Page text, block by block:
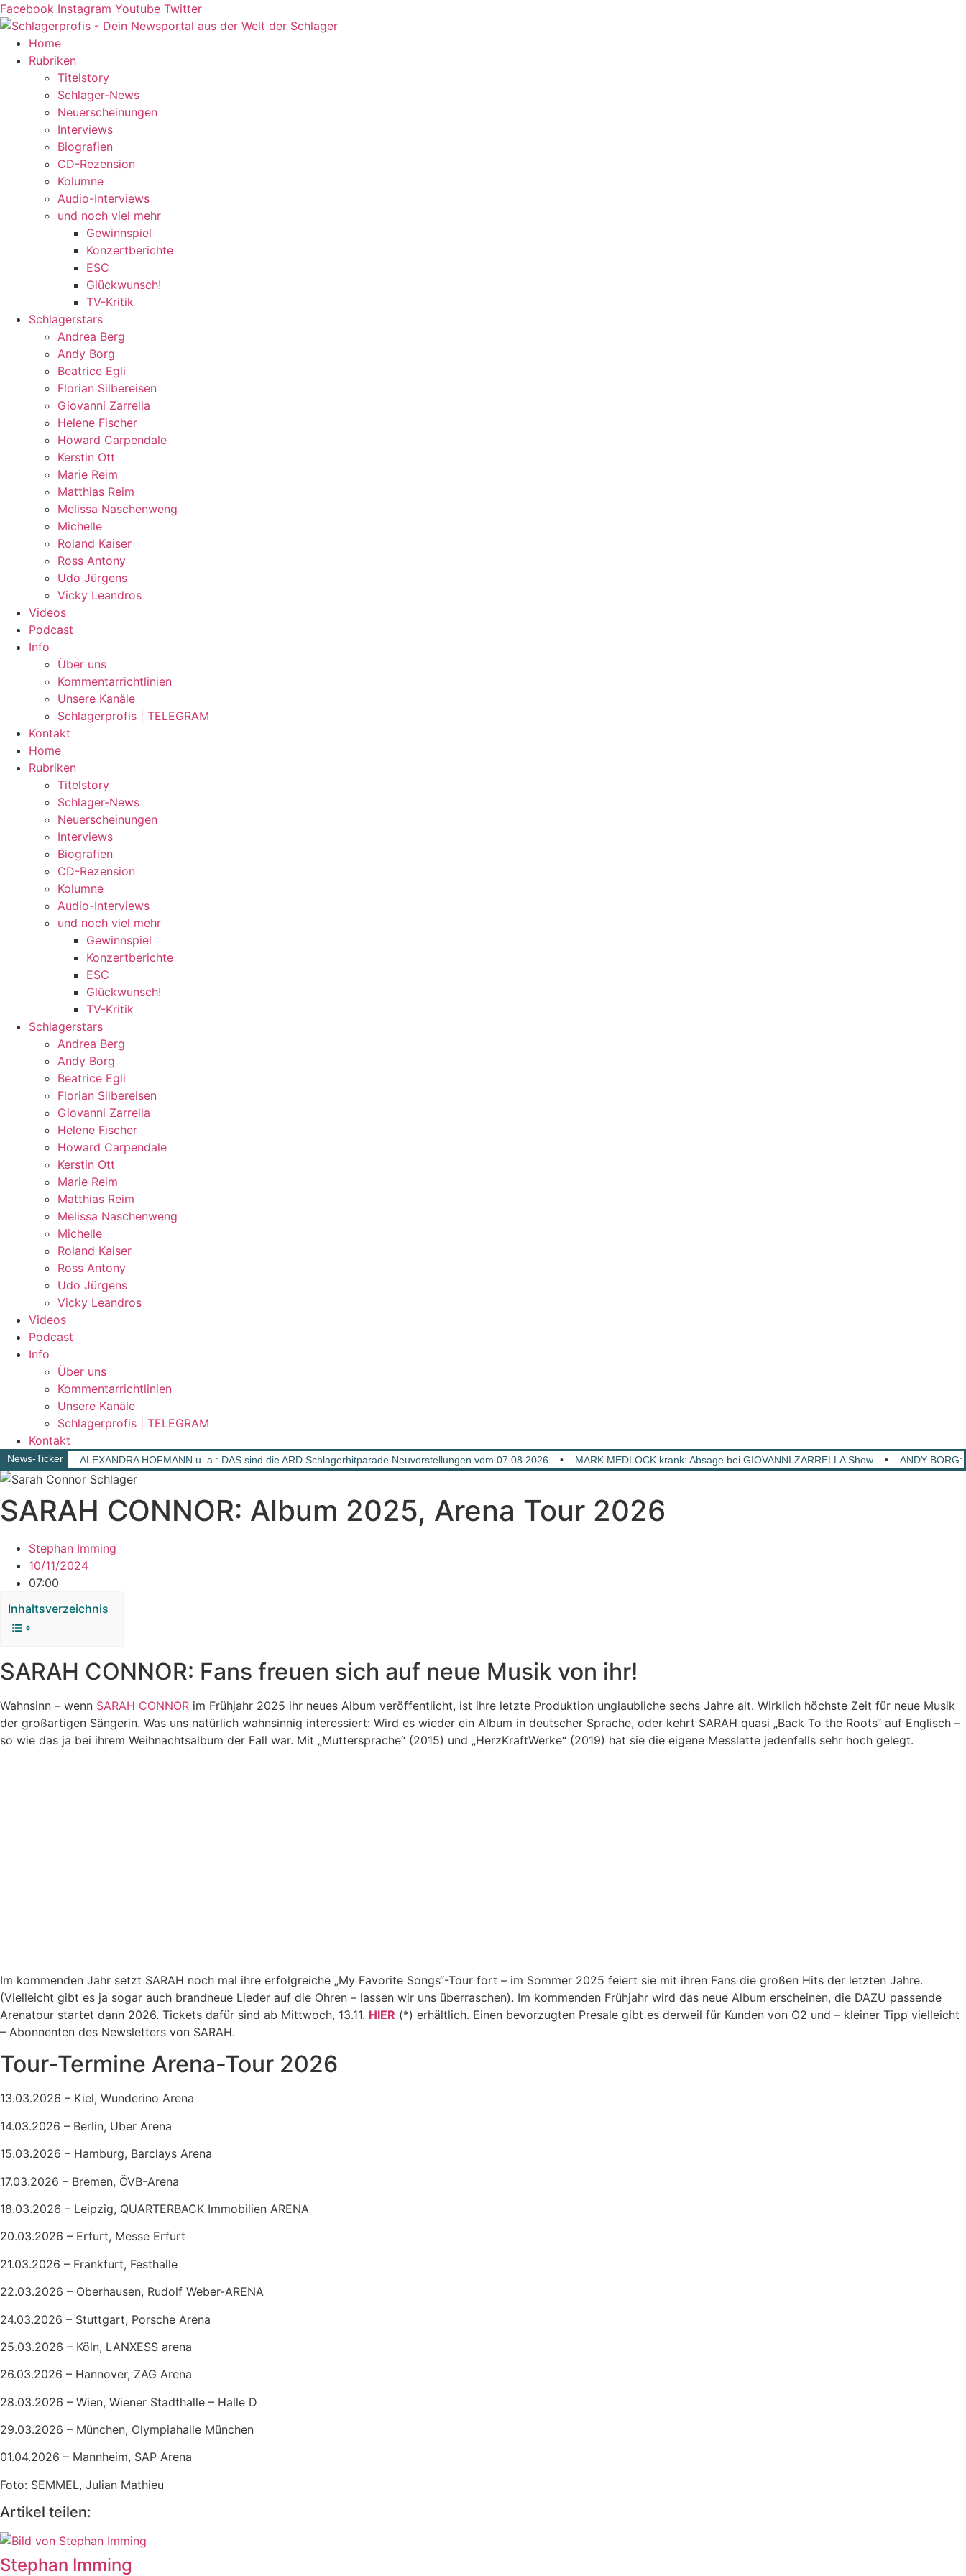
Zum
Inhalt
springen
Facebook Instagram Youtube Twitter
Home
Rubriken
Titelstory
Schlager-News
Neuerscheinungen
Interviews
Biografien
CD-Rezension
Kolumne
Audio-Interviews
und noch viel mehr
Gewinnspiel
Konzertberichte
ESC
Glückwunsch!
TV-Kritik
Schlagerstars
Andrea Berg
Andy Borg
Beatrice Egli
Florian Silbereisen
Giovanni Zarrella
Helene Fischer
Howard Carpendale
Kerstin Ott
Marie Reim
Matthias Reim
Melissa Naschenweng
Michelle
Roland Kaiser
Ross Antony
Udo Jürgens
Vicky Leandros
Videos
Podcast
Info
Über uns
Kommentarrichtlinien
Unsere Kanäle
Schlagerprofis | TELEGRAM
Kontakt
Home
Rubriken
Titelstory
Schlager-News
Neuerscheinungen
Interviews
Biografien
CD-Rezension
Kolumne
Audio-Interviews
und noch viel mehr
Gewinnspiel
Konzertberichte
ESC
Glückwunsch!
TV-Kritik
Schlagerstars
Andrea Berg
Andy Borg
Beatrice Egli
Florian Silbereisen
Giovanni Zarrella
Helene Fischer
Howard Carpendale
Kerstin Ott
Marie Reim
Matthias Reim
Melissa Naschenweng
Michelle
Roland Kaiser
Ross Antony
Udo Jürgens
Vicky Leandros
Videos
Podcast
Info
Über uns
Kommentarrichtlinien
Unsere Kanäle
Schlagerprofis | TELEGRAM
Kontakt
News-Ticker ALEXANDRA HOFMANN u. a.: DAS sind die ARD Schlagerhitparade Neuvorstellungen vom 07.08.2026 • MARK MEDLOCK krank: Absage bei GIOVANNI ZARRELLA Show • ANDY
SARAH CONNOR: Album 2025, Arena Tour 2026
Stephan Imming
10/11/2024
07:00
Inhaltsverzeichnis
SARAH CONNOR: Fans freuen sich auf neue Musik von ihr!
Wahnsinn – wenn SARAH CONNOR im Frühjahr 2025 ihr neues Album veröffentlicht, ist ihre letzte Produktion unglaubliche sechs Jahre alt. Wirklich höchste Zeit für neue Musik
der großartigen Sängerin. Was uns natürlich wahnsinnig interessiert: Wird es wieder ein Album in deutscher Sprache, oder kehrt SARAH quasi „Back To the Roots“ auf Englisch –
so wie das ja bei ihrem Weihnachtsalbum der Fall war. Mit „Muttersprache“ (2015) und „HerzKraftWerke“ (2019) hat sie die eigene Messlatte jedenfalls sehr hoch gelegt.
Im kommenden Jahr setzt SARAH noch mal ihre erfolgreiche „My Favorite Songs“-Tour fort – im Sommer 2025 feiert sie mit ihren Fans die großen Hits der letzten Jahre.
(Vielleicht gibt es ja sogar auch brandneue Lieder auf die Ohren – lassen wir uns überraschen). Im kommenden Frühjahr wird das neue Album erscheinen, die DAZU passende
Arenatour startet dann 2026. Tickets dafür sind ab Mittwoch, 13.11. HIER (*) erhältlich. Einen bevorzugten Presale gibt es derweil für Kunden von O2 und – kleiner Tipp vielleicht
– Abonnenten des Newsletters von SARAH.
Tour-Termine Arena-Tour 2026
13.03.2026 – Kiel, Wunderino Arena
14.03.2026 – Berlin, Uber Arena
15.03.2026 – Hamburg, Barclays Arena
17.03.2026 – Bremen, ÖVB-Arena
18.03.2026 – Leipzig, QUARTERBACK Immobilien ARENA
20.03.2026 – Erfurt, Messe Erfurt
21.03.2026 – Frankfurt, Festhalle
22.03.2026 – Oberhausen, Rudolf Weber-ARENA
24.03.2026 – Stuttgart, Porsche Arena
25.03.2026 – Köln, LANXESS arena
26.03.2026 – Hannover, ZAG Arena
28.03.2026 – Wien, Wiener Stadthalle – Halle D
29.03.2026 – München, Olympiahalle München
01.04.2026 – Mannheim, SAP Arena
Foto: SEMMEL, Julian Mathieu
Artikel teilen:
Stephan Imming